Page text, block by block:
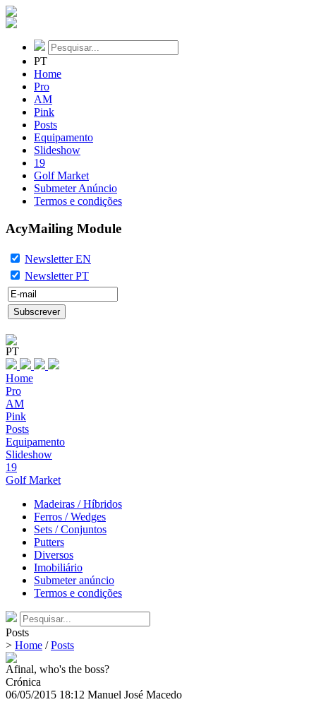
PT
Home
Pro
AM
Pink
Posts
Equipamento
Slideshow
19
Golf Market
Submeter Anúncio
Termos e condições
AcyMailing Module
Newsletter EN
Newsletter PT
PT
Home
Pro
AM
Pink
Posts
Equipamento
Slideshow
19
Golf Market
Madeiras / Híbridos
Ferros / Wedges
Sets / Conjuntos
Putters
Diversos
Imobiliário
Submeter anúncio
Termos e condições
Posts
> Home /Posts
Afinal, who's the boss?
Crónica
06/05/2015 18:12 Manuel José Macedo